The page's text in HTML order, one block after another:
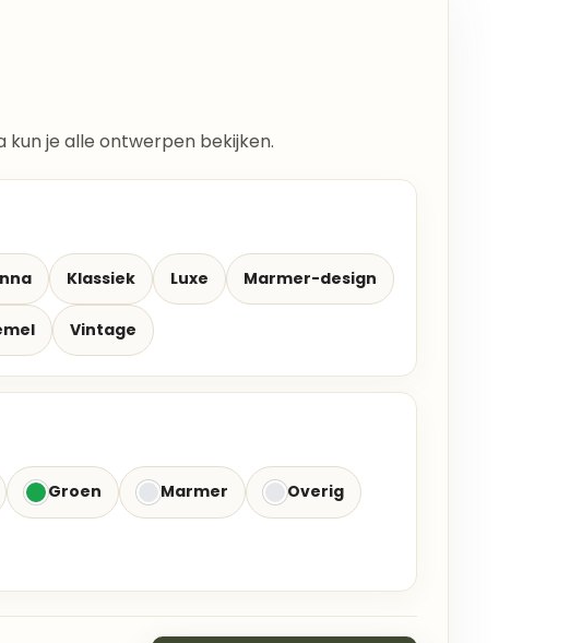
kun je alle ontwerpen bekijken.
Klassiek Luxe Marmer-design
Vintage
Groen Marmer Overig